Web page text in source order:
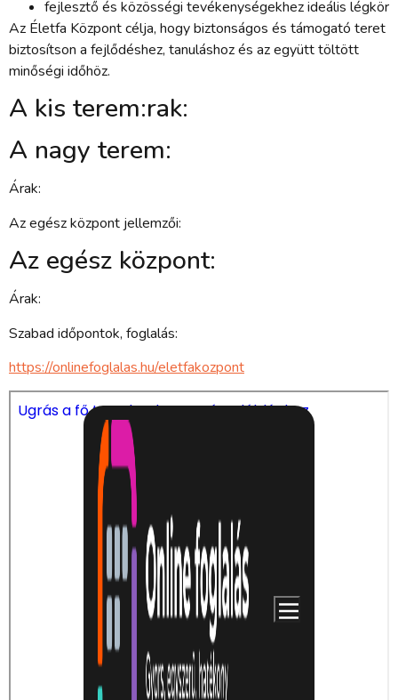
fejlesztő és közösségi tevékenységekhez ideális légkör
Az Életfa Központ célja, hogy biztonságos és támogató teret
biztosítson a fejlődéshez, tanuláshoz és az együtt töltött
minőségi időhöz.
A kis terem:rak:
A nagy terem:
Árak:
Az egész központ jellemzői:
Az egész központ:
Árak:
Szabad időpontok, foglalás:
https://onlinefoglalas.hu/eletfakozpont